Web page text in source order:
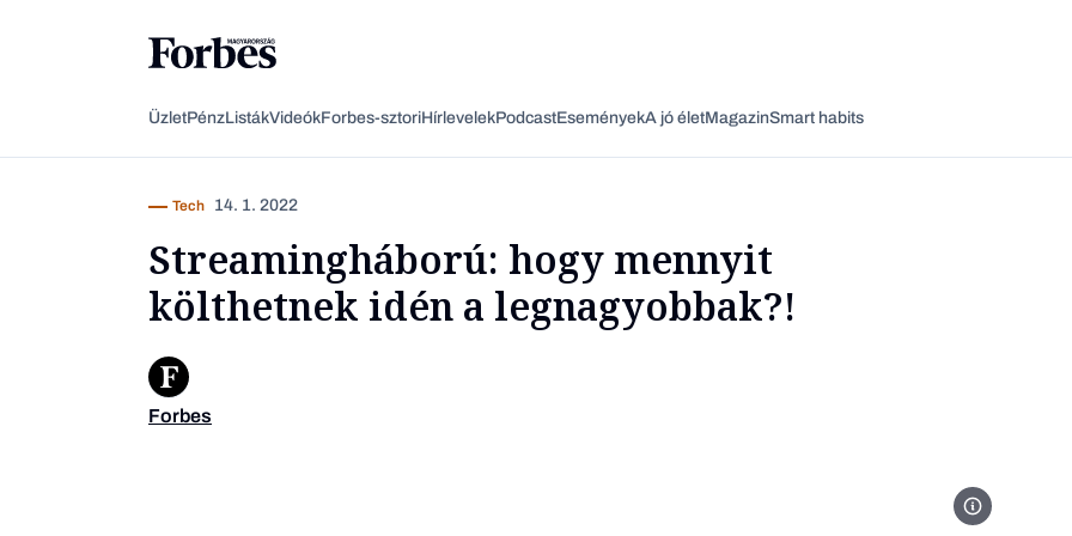
ÜzletPénzListákVideókForbes-sztoriHírlevelekPodcastEseményekA jó életMagazinSmart habits
Részlet A
Tech 14. 1. 2022
Streamingháború: hogy mennyit
költhetnek idén a legnagyobbak?!
Forbes